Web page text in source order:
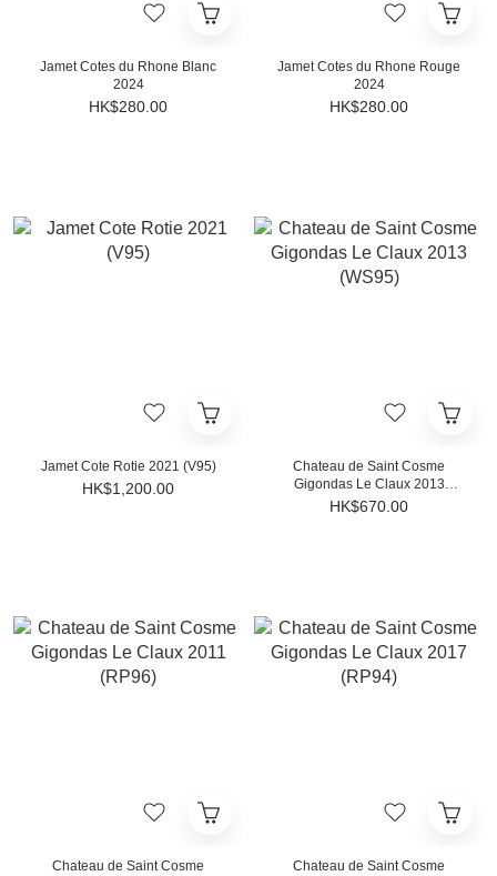
Jamet Cotes du Rhone Blanc
2024
HK$280.00
Jamet Cotes du Rhone Rouge
2024
HK$280.00
Jamet Cote Rotie 2021 (V95)
HK$1,200.00
Chateau de Saint Cosme
Gigondas Le Claux 2013
(WS95)
HK$670.00
Chateau de Saint Cosme Chateau de Saint Cosme